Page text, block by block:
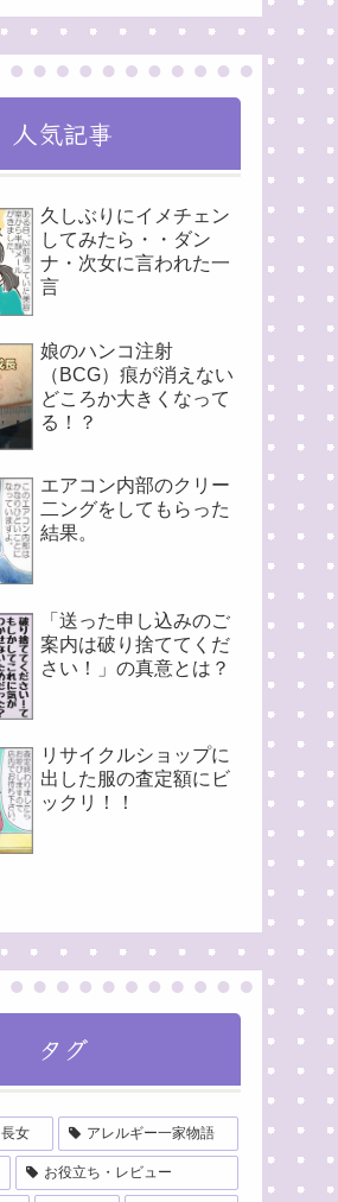
人気記事
久しぶりにイメチェン
してみたら・・ダン
ナ・次女に言われた一
言
娘のハンコ注射
（BCG）痕が消えない
どころか大きくなって
る！？
エアコン内部のクリー
二ングをしてもらった
結果。
「送った申し込みのご
案内は破り捨ててくだ
さい！」の真意とは？
リサイクルショップに
出した服の査定額にビ
ックリ！！
タグ
長女 アレルギー一家物語
お役立ち・レビュー